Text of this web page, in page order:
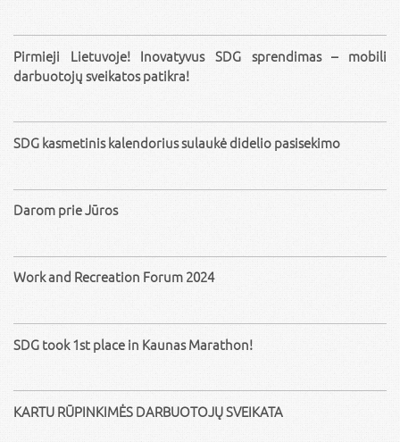
Pirmieji Lietuvoje! Inovatyvus SDG sprendimas – mobili
darbuotojų sveikatos patikra!
SDG kasmetinis kalendorius sulaukė didelio pasisekimo
Darom prie Jūros
Work and Recreation Forum 2024
SDG took 1st place in Kaunas Marathon!
KARTU RŪPINKIMĖS DARBUOTOJŲ SVEIKATA